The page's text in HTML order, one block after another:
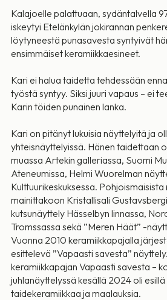
Kalajoelle palattuaan, sydäntalvella
iskeytyi Etelänkylän jokirannan
löytyneestä punasavesta syntyivät
ensimmäiset keramiikkaesineet.
Kari ei halua taidetta tehdessään
työstä syntyy. Siksi juuri vapaus – ei
Karin töiden punainen lanka.
Kari on pitänyt lukuisia näyttelyitä ja
yhteisnäyttelyissä. Hänen taidettaan
muassa Artekin galleriassa, Suomi
Ateneumissa, Helmi Wuorelman
Kulttuurikeskuksessa.
mainittakoon Kristallisali
kutsunäyttely Hässelbyn linnassa,
Tromssassa sekä ”Meren Häät” -
Vuonna 2010 keramiikkapajalla
esittelevä ”Vapaasti savesta”
keramiikkapajan Vapaasti savesta –
juhlanäyttelyssä kesällä 2024 oli esillä
taidekeramiikkaa ja maalauksia.